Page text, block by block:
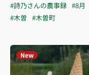
#詩乃さんの農事録 #8月
#木曽 #木曽町
New